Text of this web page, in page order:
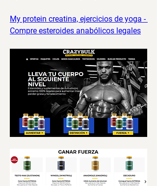
My protein creatina, ejercicios de yoga -
Compre esteroides anabólicos legales